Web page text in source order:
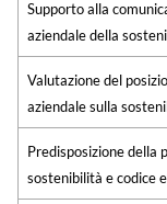
Supporto alla
aziendale della
Valutazione del
aziendale sulla
Predisposizione della
sostenibilità e codice